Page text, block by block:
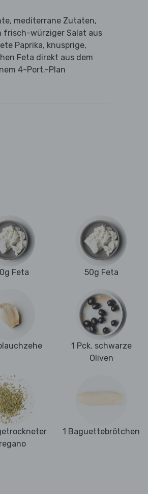
mediterrane Zutaten,
frisch-würziger Salat aus
Paprika, knusprige,
Feta direkt aus dem
4-Port.-Plan
Feta 50g Feta
1 Pck. schwarze
Oliven
1 Baguettebrötchen